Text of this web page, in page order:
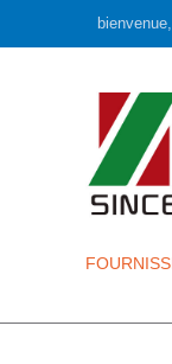
bienvenue,